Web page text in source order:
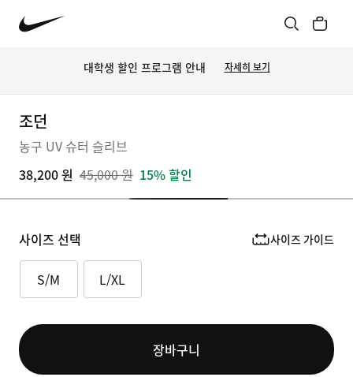
대학생 할인 프로그램 안내 자세히 보기
조던
농구 UV 슈터 슬리브
38,200 원 45,000 원 15% 할인
사이즈 선택 사이즈 가이드
S/M L/XL
장바구니